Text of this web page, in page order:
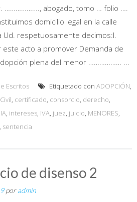
………………., abogado, tomo … folio ….
domicilio legal en la calle
Ud. respetuosamente decimos:I.
acto a promover Demanda de
plena del menor ……………… ...
Escritos Etiquetado con ADOPCIÓN,
, certificado, consorcio, derecho,
, intereses, IVA, juez, juicio, MENORES,
, sentencia
de disenso 2
poradmin